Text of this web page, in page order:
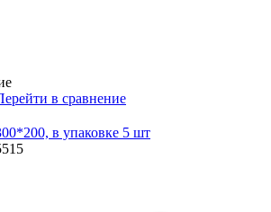
в сравнение
в упаковке 5 шт